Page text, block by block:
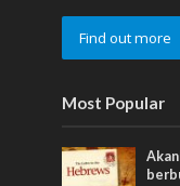
Find out more
Most Popular